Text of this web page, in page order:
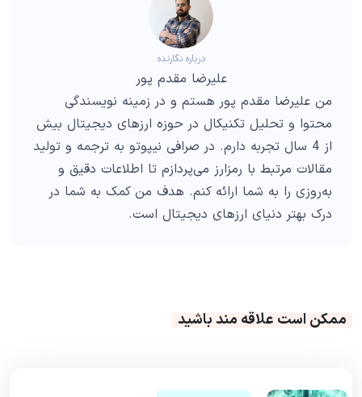
درباره نگارنده
علیرضا مقدم پور
من علیرضا مقدم پور هستم و در زمینه نویسندگی
محتوا و تحلیل تکنیکال در حوزه ارزهای دیجیتال بیش
از 4 سال تجربه دارم. در صرافی نیپوتو به ترجمه و تولید
مقالات مرتبط با رمزارز می‌پردازم تا اطلاعات دقیق و
به‌روزی را به شما ارائه کنم. هدف من کمک به شما در
درک بهتر دنیای ارزهای دیجیتال است.
ممکن است علاقه مند باشید